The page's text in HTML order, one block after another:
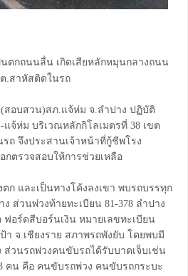
ตกถนนลื่น เกิดเสียหลักหมุนกลางถนน
.สาหัสติดในรถ
อบสวน)สภ.แจ้ห่ม จ.ลำปาง ปฏิบัติ
จ้ห่ม บริเวณหลักกิโลเมตรที่ 38 เขต
ถ จึงประสานเจ้าหน้าที่กู้ชีพโรง
ตรวจสอบให้การช่วยเหลือ
ก และเป็นทางโค้งลงเขา พบรถบรรทุก
ง ส่วนพ่วงท้ายทะเบียน 81-378 ลำปาง
อร์ดสีบอร์นเงิน หมายเลขทะเบียน
า จ.เชียงราย สภาพรถพังยับ โดยพบมี
วนรถพ่วงคนขับรถได้รับบาดเจ็บเช่น
คน คือ คนขับรถพ่วง คนขับรถกระบะ